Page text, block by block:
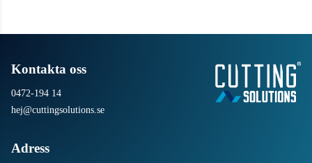
Kontakta oss
0472-194 14
hej@cuttingsolutions.se
Adress